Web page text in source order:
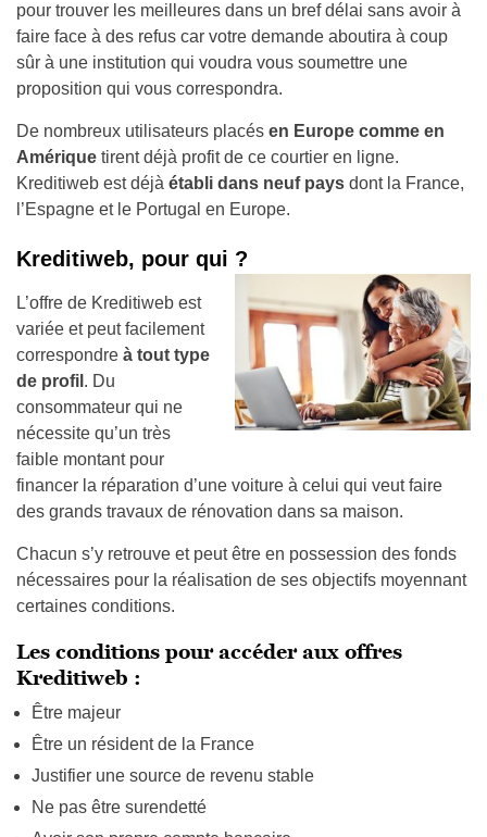
pour trouver les meilleures dans un bref délai sans avoir à
faire face à des refus car votre demande aboutira à coup
sûr à une institution qui voudra vous soumettre une
proposition qui vous correspondra.
De nombreux utilisateurs placés en Europe comme en
Amérique tirent déjà profit de ce courtier en ligne.
Kreditiweb est déjà établi dans neuf pays dont la France,
l’Espagne et le Portugal en Europe.
Kreditiweb, pour qui ?
L’offre de Kreditiweb est
variée et peut facilement
correspondre à tout type
de profil . Du
consommateur qui ne
nécessite qu’un très
faible montant pour
financer la réparation d’une voiture à celui qui veut faire
des grands travaux de rénovation dans sa maison.
Chacun s’y retrouve et peut être en possession des fonds
nécessaires pour la réalisation de ses objectifs moyennant
certaines conditions.
Les conditions pour accéder aux offres
Kreditiweb :
Être majeur
Être un résident de la France
Justifier une source de revenu stable
Ne pas être surendetté